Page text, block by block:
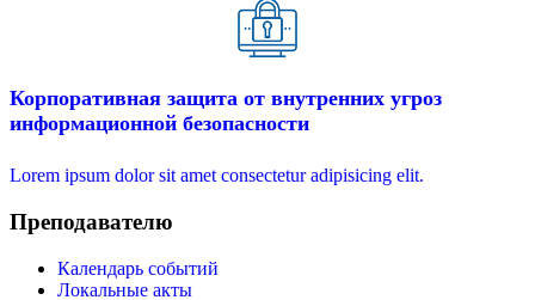
Корпоративная защита от внутренних угроз
информационной безопасности
Lorem ipsum dolor sit amet consectetur adipisicing elit.
Преподавателю
Календарь событий
Локальные акты